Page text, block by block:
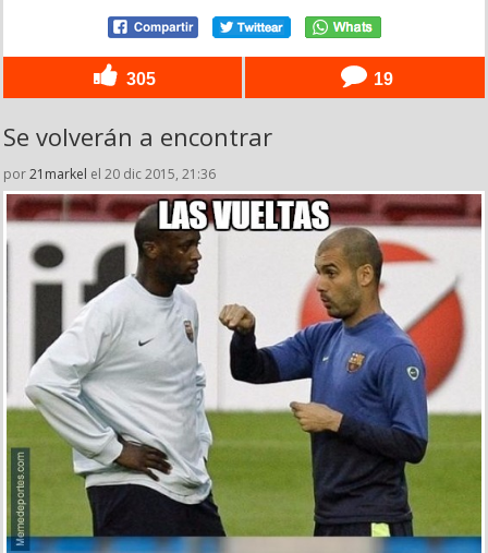
305 19
Se volverán a encontrar
por21markel el 20 dic 2015, 21:36